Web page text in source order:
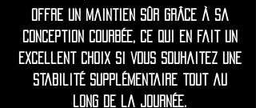
offre un maintien sûr grâce à sa
conception courbée, ce qui en fait un
excellent choix si vous souhaitez une
stabilité supplémentaire tout au
long de la journée.